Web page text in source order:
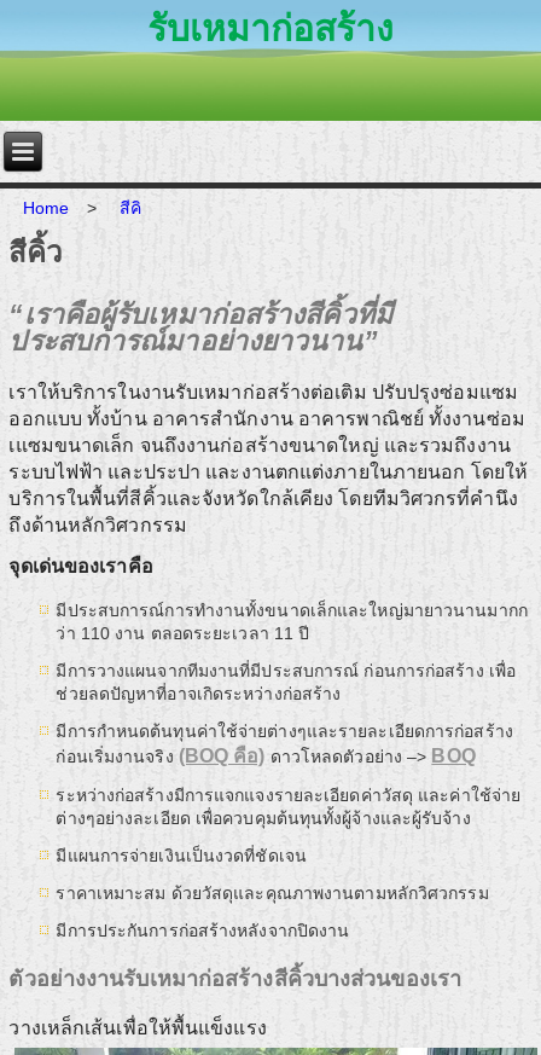
รับเหมาก่อสร้าง
Home > สีคิ
สีคิ้ว
“เราคือผู้รับเหมาก่อสร้างสีคิ้วที่มี
ประสบการณ์มาอย่างยาวนาน”
เราให้บริการในงานรับเหมาก่อสร้างต่อเติม ปรับปรุงซ่อมแซม
ออกแบบ ทั้งบ้าน อาคารสำนักงาน อาคารพาณิชย์ ทั้งงานซ่อม
เแซมขนาดเล็ก จนถึงงานก่อสร้างขนาดใหญ่ และรวมถึงงาน
ระบบไฟฟ้า และประปา และงานตกแต่งภายในภายนอก โดยให้
บริการในพื้นที่สีคิ้วและจังหวัดใกล้เคียง โดยทีมวิศวกรที่คำนึง
ถึงด้านหลักวิศวกรรม
จุดเด่นของเราคือ
มีประสบการณ์การทำงานทั้งขนาดเล็กและใหญ่มายาวนานมากก
ว่า 110 งาน ตลอดระยะเวลา 11 ปี
มีการวางแผนจากทีมงานที่มีประสบการณ์ ก่อนการก่อสร้าง เพื่อ
ช่วยลดปัญหาที่อาจเกิดระหว่างก่อสร้าง
มีการกำหนดต้นทุนค่าใช้จ่ายต่างๆและรายละเอียดการก่อสร้าง
ก่อนเริ่มงานจริง (BOQ คือ) ดาวโหลดตัวอย่าง –> BOQ
ระหว่างก่อสร้างมีการแจกแจงรายละเอียดค่าวัสดุ และค่าใช้จ่าย
ต่างๆอย่างละเอียด เพื่อควบคุมต้นทุนทั้งผู้จ้างและผู้รับจ้าง
มีแผนการจ่ายเงินเป็นงวดที่ชัดเจน
ราคาเหมาะสม ด้วยวัสดุและคุณภาพงานตามหลักวิศวกรรม
มีการประกันการก่อสร้างหลังจากปิดงาน
ตัวอย่างงานรับเหมาก่อสร้างสีคิ้วบางส่วนของเรา
วางเหล็กเส้นเพื่อให้พื้นแข็งแรง